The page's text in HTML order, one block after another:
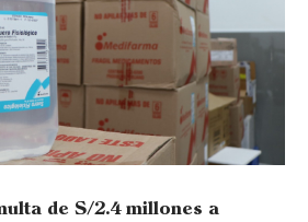
de S/2.4 millones a